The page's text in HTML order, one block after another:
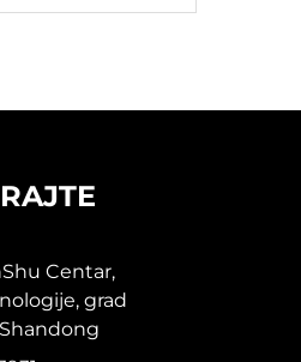
Centar,
grad